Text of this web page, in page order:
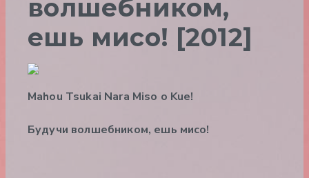
волшебником,
ешь мисо! [2012]
Mahou Tsukai Nara Miso o Kue!
Будучи волшебником, ешь мисо!